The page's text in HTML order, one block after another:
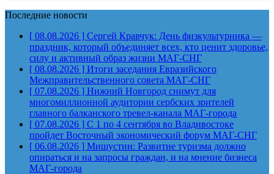
Последние новости
[ 08.08.2026 ] Сергей Кравчук: День физкультурника —
праздник, который объединяет всех, кто ценит здоровье,
силу и активный образ жизни МАГ-СНГ
[ 08.08.2026 ] Итоги заседания Евразийского
Межправительственного совета МАГ-СНГ
[ 07.08.2026 ] Нижний Новгород снимут для
многомиллионной аудитории сербских зрителей
главного балканского тревел-канала МАГ-города
[ 07.08.2026 ] С 1 по 4 сентября во Владивостоке
пройдет Восточный экономический форум МАГ-СНГ
[ 06.08.2026 ] Мишустин: Развитие туризма должно
опираться и на запросы граждан, и на мнение бизнеса
МАГ-города